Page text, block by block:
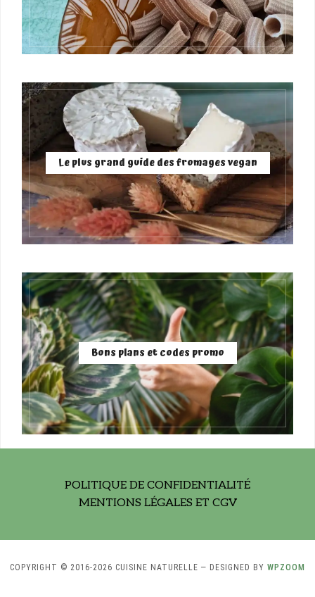
Le plus grand guide des fromages vegan
Bons plans et codes promo
POLITIQUE DE CONFIDENTIALITÉ
MENTIONS LÉGALES ET CGV
COPYRIGHT © 2016-2026 CUISINE NATURELLE — DESIGNED BY WPZOOM